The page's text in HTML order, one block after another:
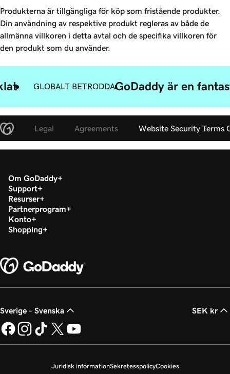
Produkterna är tillgängliga för köp som fristående produkter.
Din användning av respektive produkt regleras av både de
allmänna villkoren i detta avtal och de specifika villkoren för
den produkt som du använder.
GLOBALT BETRODDAGoDaddy är en
Legal Agreements Website Security Terms
Om GoDaddy
Support
Resurser
Partnerprogram
Konto
Shopping
Sverige - Svenska SEK kr
Juridisk informationSekretesspolicyCookies